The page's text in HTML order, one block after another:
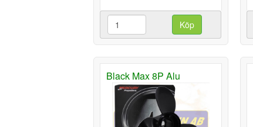
Köp
Black Max 8P Alu